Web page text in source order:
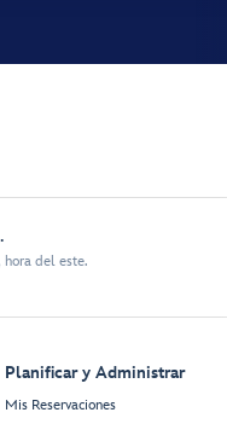
.
del este.
Planificar y Administrar
Mis Reservaciones